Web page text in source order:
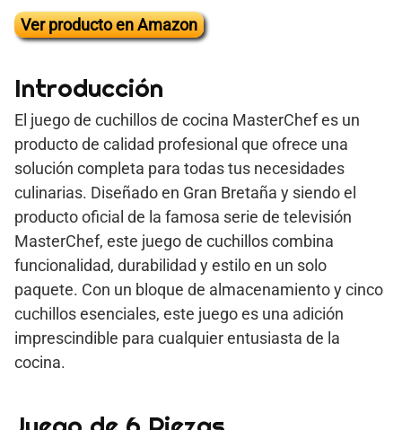
Ver producto en Amazon
Introducción
El juego de cuchillos de cocina MasterChef es un
producto de calidad profesional que ofrece una
solución completa para todas tus necesidades
culinarias. Diseñado en Gran Bretaña y siendo el
producto oficial de la famosa serie de televisión
MasterChef, este juego de cuchillos combina
funcionalidad, durabilidad y estilo en un solo
paquete. Con un bloque de almacenamiento y cinco
cuchillos esenciales, este juego es una adición
imprescindible para cualquier entusiasta de la
cocina.